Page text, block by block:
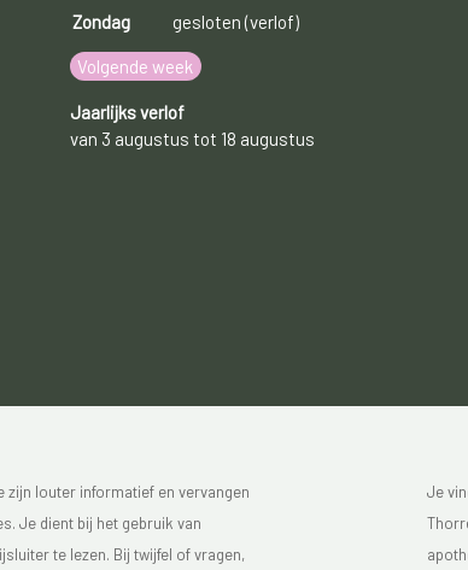
Zondag
gesloten (verlof)
Volgende week
Jaarlijks verlof
van 3 augustus tot 18 augustus
zijn louter informatief en vervangen
Je dient bij het gebruik van
te lezen. Bij twijfel of vragen,
Je